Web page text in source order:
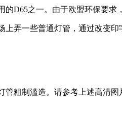
的D65之一。由于欧盟环保要求
上弄一些普通灯管，通过改变
粗制滥造。请参考上述高清